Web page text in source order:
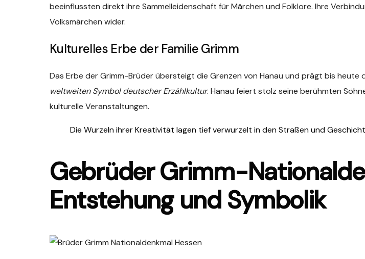
beeinflussten direkt ihre Sammelleidenschaft für Märchen und Folklore. Ihre
Volksmärchen wider.
Kulturelles Erbe der Familie Grimm
Das Erbe der Grimm-Brüder übersteigt die Grenzen von Hanau und prägt bis heute
weltweiten Symbol deutscher Erzählkultur. Hanau feiert stolz seine berühmten
kulturelle Veranstaltungen.
Die Wurzeln ihrer Kreativität lagen tief verwurzelt in den Straßen und
Gebrüder Grimm-
Entstehung und Symbolik